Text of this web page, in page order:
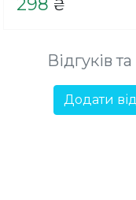
₴
Відгуків
Додати